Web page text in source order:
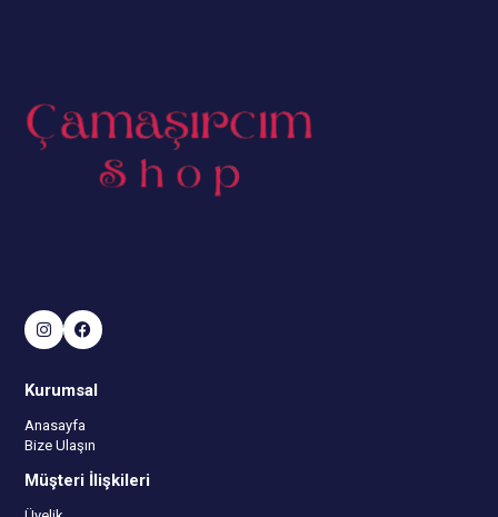
Kurumsal
Anasayfa
Bize Ulaşın
Müşteri İlişkileri